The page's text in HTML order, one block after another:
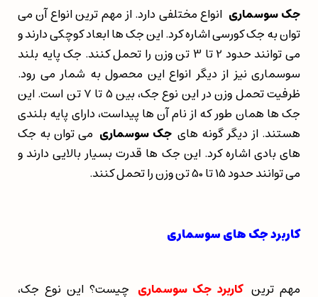
جک سوسماری انواع مختلفی دارد. از مهم ترین انواع آن می
توان به جک کورسی اشاره کرد. این جک ها ابعاد کوچکی دارند و
می توانند حدود 2 تا 3 تن وزن را تحمل کنند. جک پایه بلند
سوسماری نیز از دیگر انواع این محصول به شمار می رود.
ظرفیت تحمل وزن در این نوع جک، بین 5 تا 7 تن است. این
جک ها همان طور که از نام آن ها پیداست، دارای پایه بلندی
هستند. از دیگر گونه هایجک سوسماری می توان به جک
های بادی اشاره کرد. این جک ها قدرت بسیار بالایی دارند و
می توانند حدود 15 تا 50 تن وزن را تحمل کنند.
کاربرد جک های سوسماری
مهم ترینکاربرد جک سوسماری چیست؟ این نوع جک،